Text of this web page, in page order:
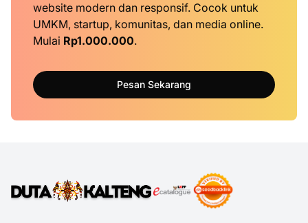
website modern dan responsif. Cocok untuk
UMKM, startup, komunitas, dan media online.
Mulai Rp1.000.000.
Pesan Sekarang